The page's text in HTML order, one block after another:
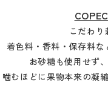
こだわり
着色料・香料・保存料な
お砂糖も使用せず
噛むほどに果物本来の凝